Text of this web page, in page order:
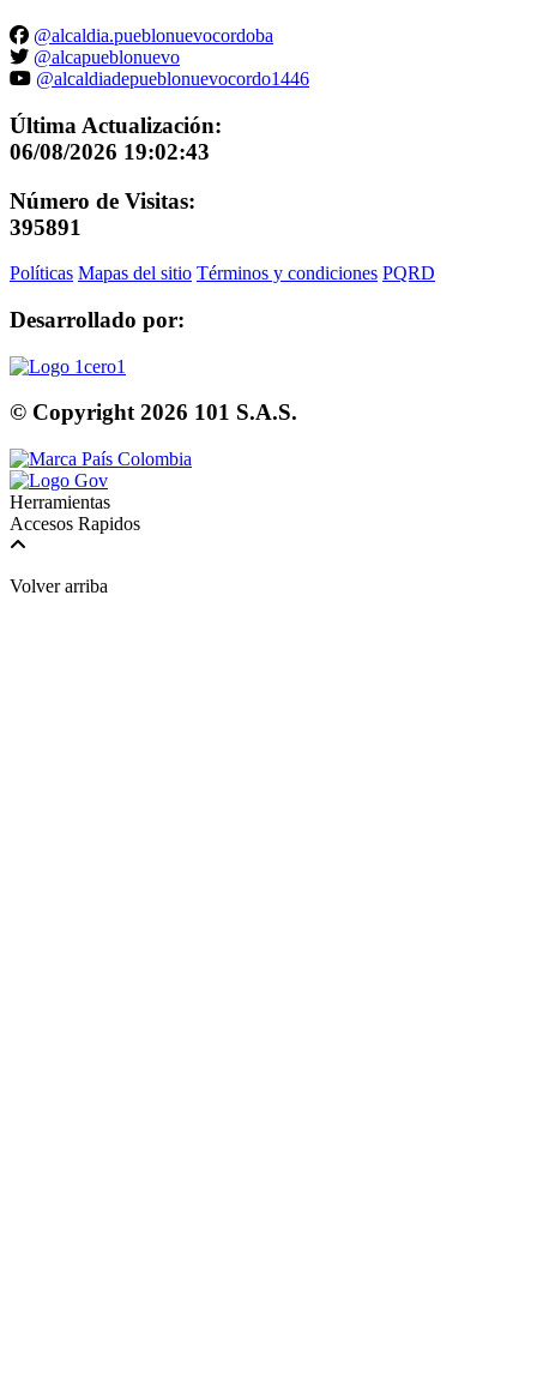
@alcaldia.pueblonuevocordoba
@alcapueblonuevo
@alcaldiadepueblonuevocordo1446
Última Actualización:
06/08/2026 19:02:43
Número de Visitas:
395891
Políticas Mapas del sitio Términos y condiciones PQRD
Desarrollado por:
© Copyright2026 101 S.A.S.
Herramientas
Accesos Rapidos
Volver arriba